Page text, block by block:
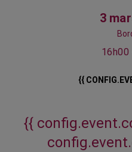
3
16h00
{{
{{